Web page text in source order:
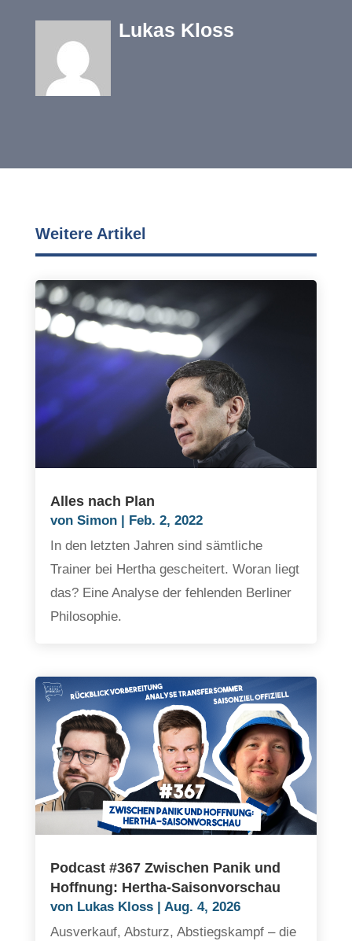
Lukas Kloss
Weitere Artikel
Alles nach Plan
von Simon|
Feb. 2, 2022
In den letzten Jahren sind sämtliche
Trainer bei Hertha gescheitert. Woran liegt
das? Eine Analyse der fehlenden Berliner
Philosophie.
Podcast #367 Zwischen Panik und
Hoffnung: Hertha-Saisonvorschau
von Lukas Kloss| Aug. 4, 2026
Ausverkauf, Absturz, Abstiegskampf – die